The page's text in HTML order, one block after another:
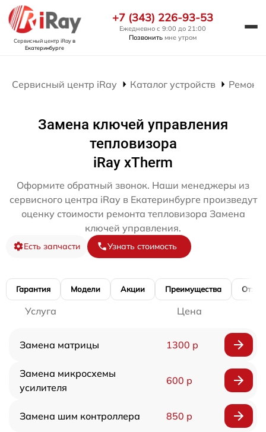
Сервисный центр iRayв
Екатеринбурге
+7 (343) 226-93-53
Ежедневно с 9:00 до 21:00
Позвонить мне утром
Сервисный центр iRay Каталог устройств Ремонт
Замена ключей управления
тепловизора
iRay xTherm
Оформите обратный звонок. Наши менеджеры из
сервисного центра iRay в Екатеринбурге произведут
оценку стоимости ремонта тепловизора Замена
ключей управления.
Есть запчасти Узнать стоимость
Гарантия Модели Акции Преимущества
Услуга Цена
Замена матрицы 1300 р
Замена микросхемы
усилителя
600 р
Замена шим контроллера 850 р